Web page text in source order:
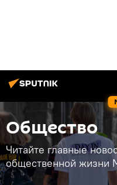
Общество
Читайте главные
общественной жизни